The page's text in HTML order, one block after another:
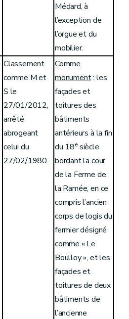
Médard, à
l’exception de
l’orgue et du
mobilier.
Classement
comme M et
S le
27/01/2012,
arrêté
abrogeant
celui du
27/02/1980
Comme
monument: les
façades et
toitures des
bâtiments
antérieurs à la fin
du 18esiècle
bordant la cour
de la Ferme de
la Ramée, en ce
compris l’ancien
corps de logis du
fermier désigné
comme « Le
Boulloy », et les
façades et
toitures de deux
bâtiments de
l’ancienne